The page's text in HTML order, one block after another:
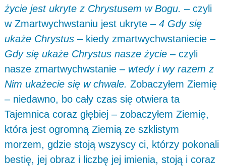
życie jest ukryte z Chrystusem w Bogu. – czyli
w Zmartwychwstaniu jest ukryte – 4 Gdy się
ukaże Chrystus– kiedy zmartwychwstaniecie –
Gdy się ukaże Chrystus nasze życie– czyli
nasze zmartwychwstanie – wtedy i wy razem z
Nim ukażecie się w chwale. Zobaczyłem Ziemię
– niedawno, bo cały czas się otwiera ta
Tajemnica coraz głębiej – zobaczyłem Ziemię,
która jest ogromną Ziemią ze szklistym
morzem, gdzie stoją wszyscy ci, którzy pokonali
bestię, jej obraz i liczbę jej imienia, stoją i coraz